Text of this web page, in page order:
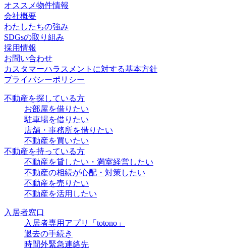
オススメ物件情報
会社概要
わたしたちの強み
SDGsの取り組み
採用情報
お問い合わせ
カスタマーハラスメントに対する基本方針
プライバシーポリシー
不動産を探している方
お部屋を借りたい
駐車場を借りたい
店舗・事務所を借りたい
不動産を買いたい
不動産を持っている方
不動産を貸したい・満室経営したい
不動産の相続が心配・対策したい
不動産を売りたい
不動産を活用したい
入居者窓口
入居者専用アプリ「totono」
退去の手続き
時間外緊急連絡先